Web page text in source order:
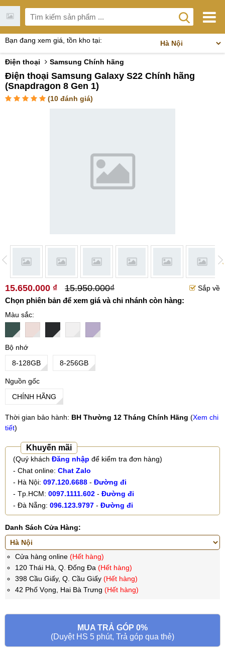
Bạn đang xem giá, tồn kho tại:
Điện thoại Samsung Chính hãng
Điện thoại Samsung Galaxy S22 Chính hãng
(Snapdragon 8 Gen 1)
(10 đánh giá)
15.650.000 ₫ 15.950.000₫ Sắp về
Chọn phiên bản để xem giá và chi nhánh còn hàng:
Màu sắc
Bộ nhớ
8-128GB
8-256GB
Nguồn gốc
CHÍNH HÃNG
Thời gian bảo hành: BH Thường 12 Tháng Chính Hãng (Xem chi
tiết)
Khuyến mãi
(Quý khách Đăng nhập để kiểm tra đơn hàng)
- Chat online: Chat Zalo
- Hà Nội: 097.120.6688 - Đường đi
- Tp.HCM: 0097.1111.602 - Đường đi
- Đà Nẵng: 096.123.9797 - Đường đi
Danh Sách Cửa Hàng:
Cửa hàng online (Hết hàng)
120 Thái Hà, Q. Đống Đa (Hết hàng)
398 Cầu Giấy, Q. Cầu Giấy (Hết hàng)
42 Phố Vọng, Hai Bà Trưng (Hết hàng)
MUA TRẢ GÓP 0%
(Duyệt HS 5 phút, Trả góp qua thẻ)